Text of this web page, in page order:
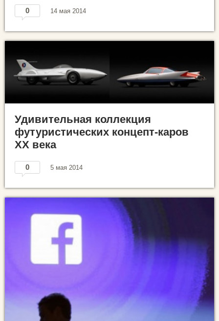
0 14 мая 2014
Удивительная коллекция
футуристических концепт-каров
XX века
0 5 мая 2014